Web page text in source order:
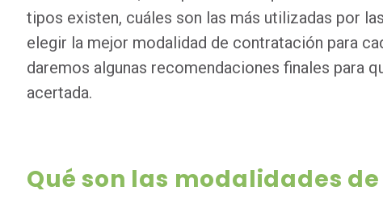
tipos existen, cuáles son las más utilizadas por las
elegir la mejor modalidad de contratación para
daremos algunas recomendaciones finales para
acertada.
Qué son las modalidades